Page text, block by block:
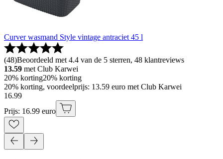
Curver wasmand Style vintage antraciet 45 l
(48)Beoordeeld met 4.4 van de 5 sterren, 48 klantreviews
13.59 met Club Karwei
20% korting20% korting
20% korting, voordeelprijs: 13.59 euro met Club Karwei
16.99
Prijs: 16.99 euro